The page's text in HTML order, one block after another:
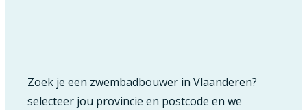
Zoek je een zwembadbouwer in Vlaanderen?
selecteer jou provincie en postcode en we